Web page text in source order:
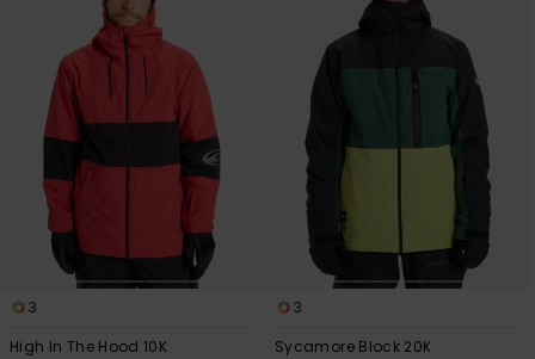
3
High In The Hood 10K
3
Sycamore Block 20K